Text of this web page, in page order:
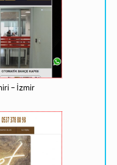
- İzmir